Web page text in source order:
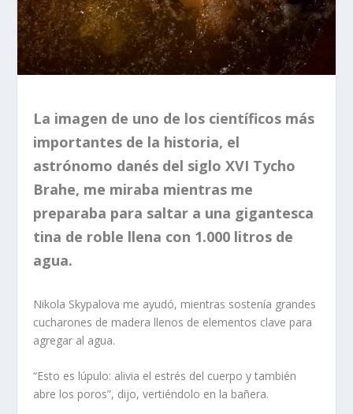
La imagen de uno de los científicos más
importantes de la historia, el
astrónomo danés del siglo XVI Tycho
Brahe, me miraba mientras me
preparaba para saltar a una gigantesca
tina de roble llena con 1.000 litros de
agua.
Nikola Skypalova me ayudó, mientras sostenía grandes
cucharones de madera llenos de elementos clave para
agregar al agua.
“Esto es lúpulo: alivia el estrés del cuerpo y también
abre los poros”, dijo, vertiéndolo en la bañera.